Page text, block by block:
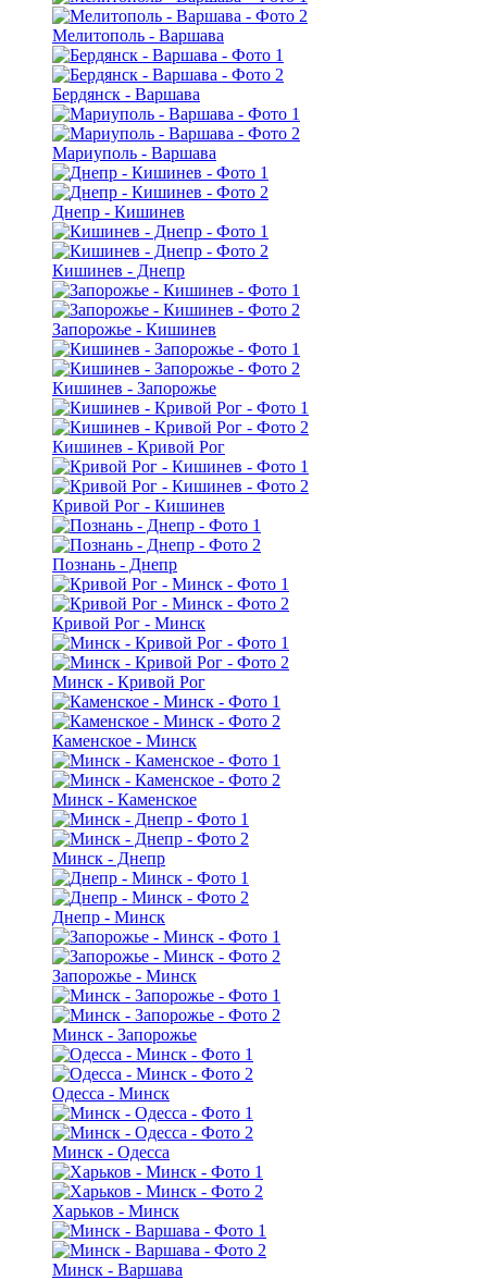
Мелитополь - Варшава
Бердянск - Варшава
Мариуполь - Варшава
Днепр - Кишинев
Кишинев - Днепр
Запорожье - Кишинев
Кишинев - Запорожье
Кишинев - Кривой Рог
Кривой Рог - Кишинев
Познань - Днепр
Кривой Рог - Минск
Минск - Кривой Рог
Каменское - Минск
Минск - Каменское
Минск - Днепр
Днепр - Минск
Запорожье - Минск
Минск - Запорожье
Одесса - Минск
Минск - Одесса
Харьков - Минск
Минск - Варшава